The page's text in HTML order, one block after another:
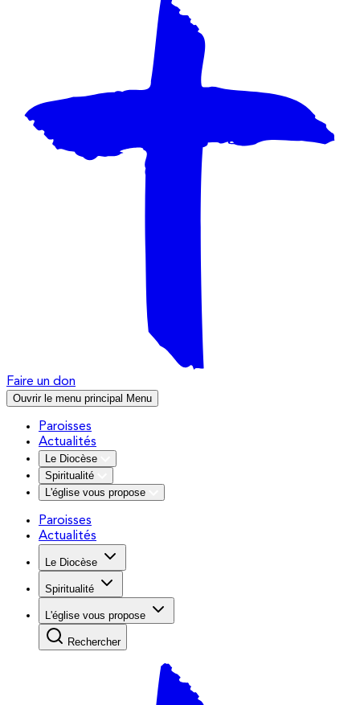
Faire un don
Ouvrir le menu principal Menu
Paroisses
Actualités
Le Diocèse
Spiritualité
L'église vous propose
Paroisses
Actualités
Le Diocèse
Spiritualité
L'église vous propose
Rechercher